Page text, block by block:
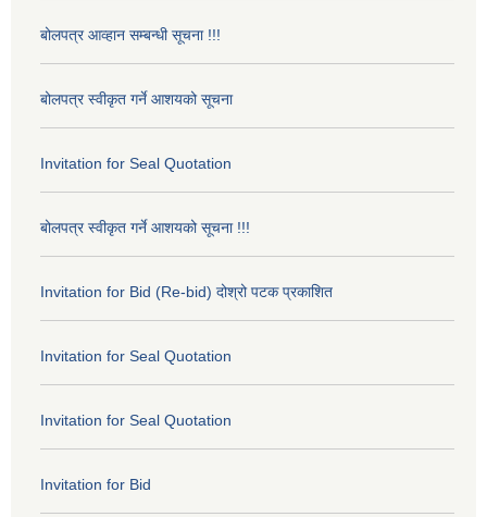
बोलपत्र आव्हान सम्बन्धी सूचना !!!
बोलपत्र स्वीकृत गर्ने आशयको सूचना
Invitation for Seal Quotation
बोलपत्र स्वीकृत गर्ने आशयको सूचना !!!
Invitation for Bid (Re-bid) दोश्रो पटक प्रकाशित
Invitation for Seal Quotation
Invitation for Seal Quotation
Invitation for Bid